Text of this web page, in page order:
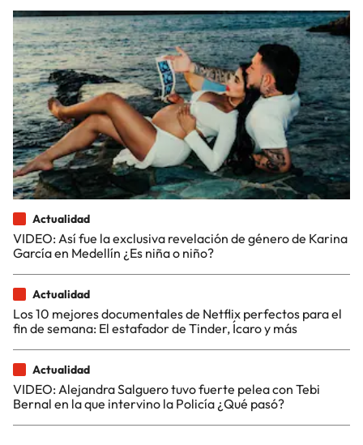
Actualidad
VIDEO: Así fue la exclusiva revelación de género de Karina
García en Medellín ¿Es niña o niño?
Actualidad
Los 10 mejores documentales de Netflix perfectos para el
fin de semana: El estafador de Tinder, Ícaro y más
Actualidad
VIDEO: Alejandra Salguero tuvo fuerte pelea con Tebi
Bernal en la que intervino la Policía ¿Qué pasó?